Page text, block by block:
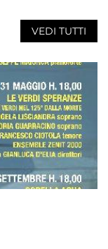
VEDI TUTTI